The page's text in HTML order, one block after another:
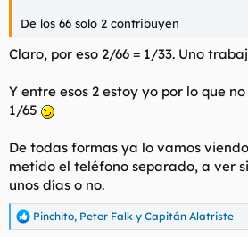
Y si lo que realmente quieren es un
se repartan a las chicas, mejor abran
dejen de creerse con el derecho de
y como independiente, te dejo un
atender te va a hacer hueco tenga la
Saludos.
De los 66 solo 2 contribuyen
Claro, por eso 2/66 = 1/33. Uno
Y entre esos 2 estoy yo por lo que
1/65
De todas formas ya lo vamos
metido el teléfono separado, a ver
unos días o no.
R
Pinchito, Peter Falk y Capitán Alatriste